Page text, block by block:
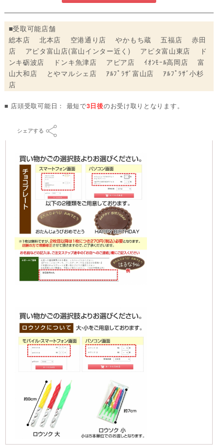
■受取可能店舗
総本店 北本店 空港通り店 やかもち蔵 五福店 赤田
店 アピタ富山店(富山インター近く) アピタ富山東店 ド
ンキ砺波店 ドンキ魚津店 アピア店 ｲｵﾝﾓｰﾙ高岡店 富
山大和店 とやマルシェ店 ｱﾙﾌﾟﾗｻﾞ富山店 ｱﾙﾌﾟﾗｻﾞ小杉
店
■ 店頭受取可能日： 最短で3日後のお受け取りとなります。
シェアする